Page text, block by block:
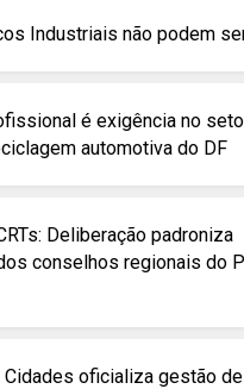
Industriais não podem
é exigência no
automotiva do DF
Deliberação padroniza
conselhos regionais do
oficializa gestão de